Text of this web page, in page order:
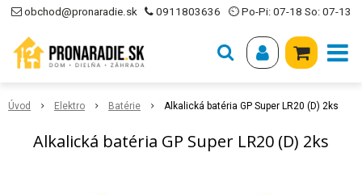
obchod@pronaradie.sk 0911803636 ⏲ Po-Pi: 07-18 So: 07-13
Úvod Elektro Batérie Alkalická batéria GP Super LR20 (D) 2ks
Alkalická batéria GP Super LR20 (D) 2ks